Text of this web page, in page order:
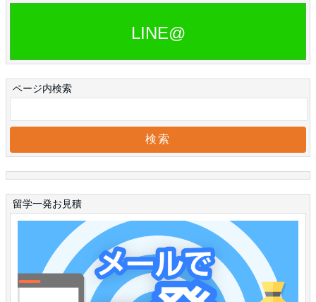
LINE@
ページ内検索
留学一発お見積